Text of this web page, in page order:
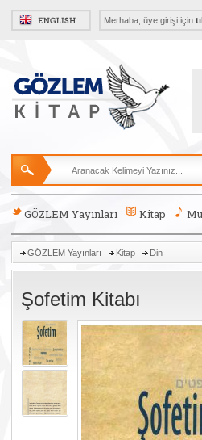
Merhaba, üye girişi için
GÖZLEM Yayınları Kitap
GÖZLEM Yayınları Kitap Din
Şofetim Kitabı